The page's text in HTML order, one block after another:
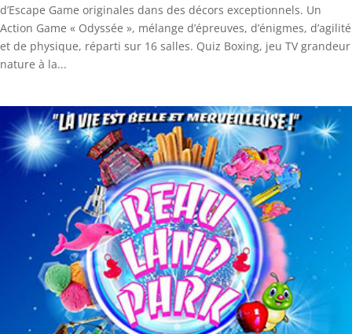
d’Escape Game originales dans des décors exceptionnels. Un
Action Game « Odyssée », mélange d’épreuves, d’énigmes, d’agilité
et de physique, réparti sur 16 salles. Quiz Boxing, jeu TV grandeur
nature à la...